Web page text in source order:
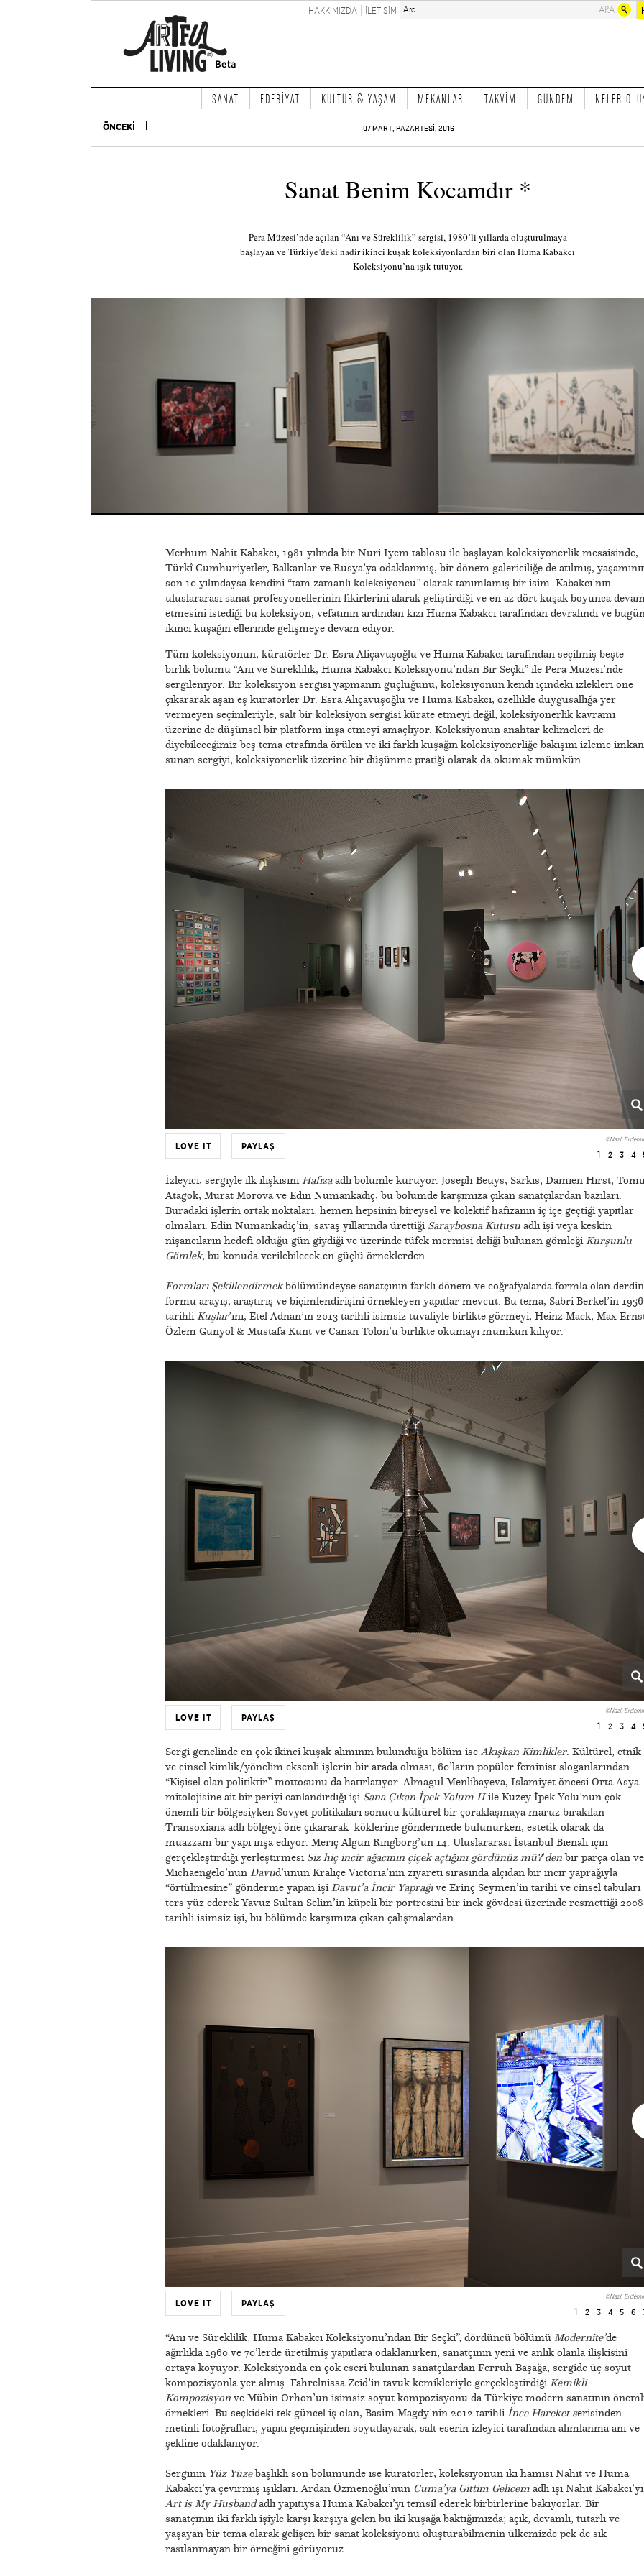
HAKKIMIZDA İLETİŞİM
SANAT EDEBİYAT KÜLTÜR & YAŞAM MEKANLAR TAKVİM GÜNDEM NELER
ÖNCEKİ 07 MART, PAZARTESİ, 2016
Sanat Benim Kocamdır *
Pera Müzesi’nde açılan “Anı ve Süreklilik” sergisi, 1980’li yıllarda oluşturulmaya
başlayan ve Türkiye’deki nadir ikinci kuşak koleksiyonlardan biri olan Huma Kabakcı
Koleksiyonu’na ışık tutuyor.
Merhum Nahit Kabakcı, 1981 yılında bir Nuri İyem tablosu ile başlayan koleksiyonerlik mesaisinde,
Türkî Cumhuriyetler, Balkanlar ve Rusya’ya odaklanmış, bir dönem galericiliğe de atılmış,
son 10 yılındaysa kendini “tam zamanlı koleksiyoncu” olarak tanımlamış bir isim. Kabakcı’nın
uluslararası sanat profesyonellerinin fikirlerini alarak geliştirdiği ve en az dört kuşak boyunca
etmesini istediği bu koleksiyon, vefatının ardından kızı Huma Kabakcı tarafından devralındı ve
ikinci kuşağın ellerinde gelişmeye devam ediyor.
Tüm koleksiyonun, küratörler Dr. Esra Aliçavuşoğlu ve Huma Kabakcı tarafından seçilmiş beşte
birlik bölümü “Anı ve Süreklilik, Huma Kabakcı Koleksiyonu’ndan Bir Seçki” ile Pera Müzesi’nde
sergileniyor. Bir koleksiyon sergisi yapmanın güçlüğünü, koleksiyonun kendi içindeki izlekleri öne
çıkararak aşan eş küratörler Dr. Esra Aliçavuşoğlu ve Huma Kabakcı, özellikle duygusallığa yer
vermeyen seçimleriyle, salt bir koleksiyon sergisi kürate etmeyi değil, koleksiyonerlik kavramı
üzerine de düşünsel bir platform inşa etmeyi amaçlıyor. Koleksiyonun anahtar kelimeleri de
diyebileceğimiz beş tema etrafında örülen ve iki farklı kuşağın koleksiyonerliğe bakışını izleme
sunan sergiyi, koleksiyonerlik üzerine bir düşünme pratiği olarak da okumak mümkün.
1 2 3 4
LOVE IT PAYLAŞ
©Nazlı
İzleyici, sergiyle ilk ilişkisiniHafızaadlı bölümle kuruyor. Joseph Beuys, Sarkis, Damien Hirst,
Atagök, Murat Morova ve Edin Numankadiç, bu bölümde karşımıza çıkan sanatçılardan bazıları.
Buradaki işlerin ortak noktaları, hemen hepsinin bireysel ve kolektif hafızanın iç içe geçtiği yapıtlar
olmaları. Edin Numankadiç’in, savaş yıllarında ürettiği Saraybosna Kutusu adlı işi veya keskin
nişancıların hedefi olduğu gün giydiği ve üzerinde tüfek mermisi deliği bulunan gömleğiKurşunlu
Gömlek, bu konuda verilebilecek en güçlü örneklerden.
Formları Şekillendirmekbölümündeyse sanatçının farklı dönem ve coğrafyalarda formla olan
formu arayış, araştırış ve biçimlendirişini örnekleyen yapıtlar mevcut. Bu tema, Sabri Berkel’in 1956
tarihliKuşlar’ını, Etel Adnan’ın 2013 tarihli isimsiz tuvaliyle birlikte görmeyi, Heinz Mack, Max
Özlem Günyol & Mustafa Kunt ve Canan Tolon’u birlikte okumayı mümkün kılıyor.
1 2 3 4
LOVE IT PAYLAŞ
©Nazlı
Sergi genelinde en çok ikinci kuşak alımının bulunduğu bölüm ise Akışkan Kimlikler. Kültürel, etnik
ve cinsel kimlik/yönelim eksenli işlerin bir arada olması, 60’ların popüler feminist sloganlarından
“Kişisel olan politiktir” mottosunu da hatırlatıyor. Almagul Menlibayeva, İslamiyet öncesi Orta Asya
mitolojisine ait bir periyi canlandırdığı işi Sana Çıkan İpek Yolum IIile Kuzey İpek Yolu’nun çok
önemli bir bölgesiyken Sovyet politikaları sonucu kültürel bir çoraklaşmaya maruz bırakılan
Transoxiana adlı bölgeyi öne çıkararak köklerine göndermede bulunurken, estetik olarak da
muazzam bir yapı inşa ediyor. Meriç Algün Ringborg’un 14. Uluslararası İstanbul Bienali için
gerçekleştirdiği yerleştirmesi Siz hiç incir ağacının çiçek açtığını gördünüz mü?’denbir parça olan ve
Michaengelo’nunDavud’unun Kraliçe Victoria’nın ziyareti sırasında alçıdan bir incir yaprağıyla
“örtülmesine” gönderme yapan işiDavut’a İncir Yaprağıve Erinç Seymen’in tarihi ve cinsel tabuları
ters yüz ederek Yavuz Sultan Selim’in küpeli bir portresini bir inek gövdesi üzerinde resmettiği 2008
tarihli isimsiz işi, bu bölümde karşımıza çıkan çalışmalardan.
1 2 3 4 5 6
LOVE IT PAYLAŞ
©Nazlı
“Anı ve Süreklilik, Huma Kabakcı Koleksiyonu’ndan Bir Seçki”, dördüncü bölümü Modernite’de
ağırlıkla 1960 ve 70’lerde üretilmiş yapıtlara odaklanırken, sanatçının yeni ve anlık olanla ilişkisini
ortaya koyuyor. Koleksiyonda en çok eseri bulunan sanatçılardan Ferruh Başağa, sergide üç soyut
kompozisyonla yer almış. Fahrelnissa Zeid’in tavuk kemikleriyle gerçekleştirdiğiKemikli
Kompozisyonve Mübin Orhon’un isimsiz soyut kompozisyonu da Türkiye modern sanatının
örnekleri. Bu seçkideki tek güncel iş olan, Basim Magdy’nin 2012 tarihliİnce Hareket serisinden
metinli fotoğrafları, yapıtı geçmişinden soyutlayarak, salt eserin izleyici tarafından alımlanma anı ve
şekline odaklanıyor.
Serginin Yüz Yüzebaşlıklı son bölümünde ise küratörler, koleksiyonun iki hamisi Nahit ve Huma
Kabakcı’ya çevirmiş ışıkları. Ardan Özmenoğlu’nun Cuma’ya Gittim Gelicemadlı işi Nahit
Art is My Husbandadlı yapıtıysa Huma Kabakcı’yı temsil ederek birbirlerine bakıyorlar. Bir
sanatçının iki farklı işiyle karşı karşıya gelen bu iki kuşağa baktığımızda; açık, devamlı, tutarlı ve
yaşayan bir tema olarak gelişen bir sanat koleksiyonu oluşturabilmenin ülkemizde pek de sık
rastlanmayan bir örneğini görüyoruz.